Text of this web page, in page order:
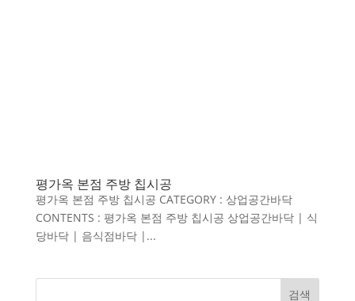
평가옥 본점 주방 칩시공
평가옥 본점 주방 칩시공 CATEGORY : 상업공간바닥
CONTENTS : 평가옥 본점 주방 칩시공 상업공간바닥 | 식
당바닥 | 음식점바닥 |...